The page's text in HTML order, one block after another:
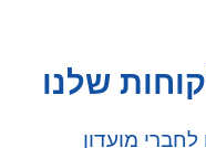
שלנו
מועדון